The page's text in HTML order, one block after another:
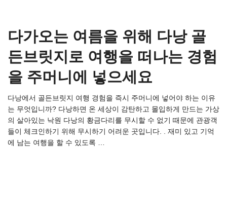
다가오는 여름을 위해 다낭 골
든브릿지로 여행을 떠나는 경험
을 주머니에 넣으세요
다낭에서 골든브릿지 여행 경험을 즉시 주머니에 넣어야 하는 이유
는 무엇입니까? 다낭하면 온 세상이 감탄하고 몰입하게 만드는 가상
의 살아있는 낙원 다낭의 황금다리를 무시할 수 없기 때문에 관광객
들이 체크인하기 위해 무시하기 어려운 곳입니다. . 재미 있고 기억
에 남는 여행을 할 수 있도록 …